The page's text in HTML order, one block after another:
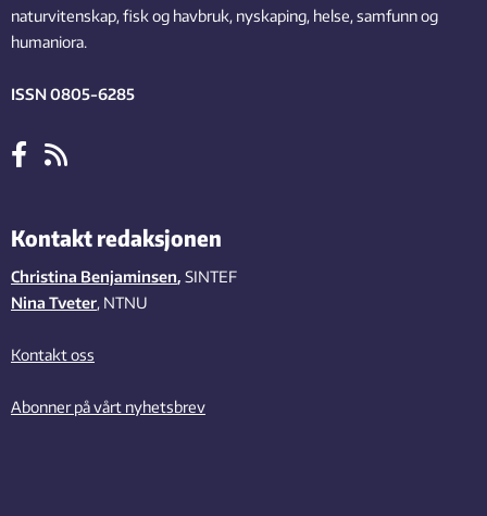
naturvitenskap, fisk og havbruk, nyskaping, helse, samfunn og
humaniora.
ISSN 0805-6285
Kontakt redaksjonen
Christina Benjaminsen, SINTEF
Nina Tveter, NTNU
Kontakt oss
Abonner på vårt nyhetsbrev